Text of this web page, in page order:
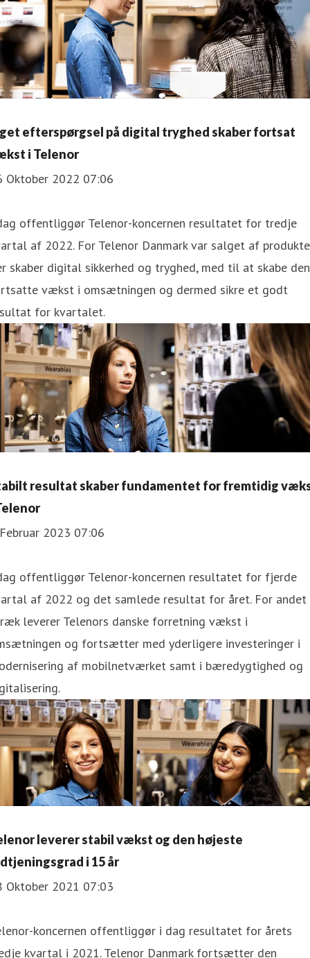
efterspørgsel på digital tryghed skaber fortsat
i Telenor
Oktober 2022 07:06
offentliggør Telenor-koncernen resultatet for tredje
af 2022. For Telenor Danmark var salget af
skaber digital sikkerhed og tryghed, med til at skabe den
vækst i omsætningen og dermed sikre et godt
for kvartalet.
resultat skaber fundamentet for fremtidig
2023 07:06
offentliggør Telenor-koncernen resultatet for fjerde
af 2022 og det samlede resultat for året. For andet
leverer Telenors danske forretning vækst i
og fortsætter med yderligere investeringer i
af mobilnetværket samt i bæredygtighed og
leverer stabil vækst og den højeste
i 15 år
Oktober 2021 07:03
koncernen offentliggør i dag resultatet for årets
kvartal i 2021. Telenor Danmark fortsætter den